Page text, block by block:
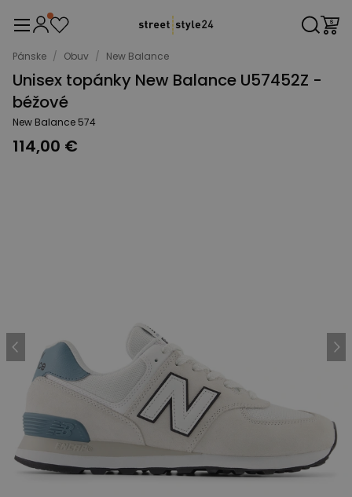
Pánske / Obuv / New Balance
Unisex topánky New Balance U57452Z -
béžové
New Balance 574
114,00 €